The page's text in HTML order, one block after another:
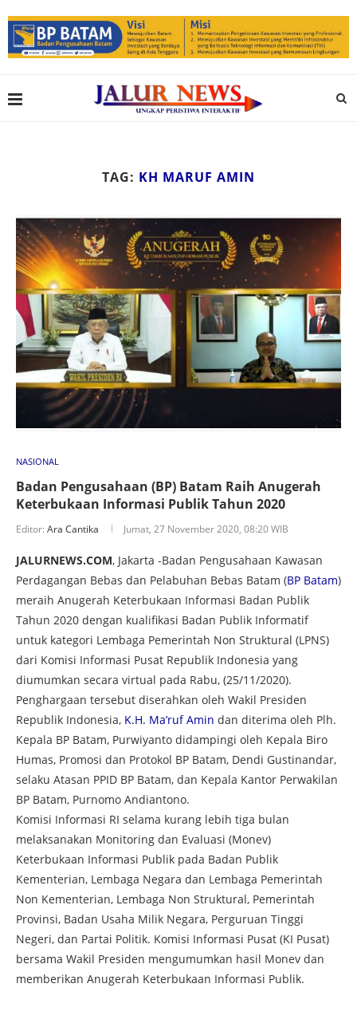
TAG: KH MARUF AMIN
NASIONAL
Badan Pengusahaan (BP) Batam Raih Anugerah
Keterbukaan Informasi Publik Tahun 2020
Editor: Ara Cantika Jumat, 27 November 2020, 08:20 WIB
JALURNEWS.COM, Jakarta -Badan Pengusahaan Kawasan
Perdagangan Bebas dan Pelabuhan Bebas Batam (BP Batam)
meraih Anugerah Keterbukaan Informasi Badan Publik
Tahun 2020 dengan kualifikasi Badan Publik Informatif
untuk kategori Lembaga Pemerintah Non Struktural (LPNS)
dari Komisi Informasi Pusat Republik Indonesia yang
diumumkan secara virtual pada Rabu, (25/11/2020).
Penghargaan tersebut diserahkan oleh Wakil Presiden
Republik Indonesia, K.H. Ma’ruf Amin dan diterima oleh Plh.
Kepala BP Batam, Purwiyanto didampingi oleh Kepala Biro
Humas, Promosi dan Protokol BP Batam, Dendi Gustinandar,
selaku Atasan PPID BP Batam, dan Kepala Kantor Perwakilan
BP Batam, Purnomo Andiantono.
Komisi Informasi RI selama kurang lebih tiga bulan
melaksanakan Monitoring dan Evaluasi (Monev)
Keterbukaan Informasi Publik pada Badan Publik
Kementerian, Lembaga Negara dan Lembaga Pemerintah
Non Kementerian, Lembaga Non Struktural, Pemerintah
Provinsi, Badan Usaha Milik Negara, Perguruan Tinggi
Negeri, dan Partai Politik. Komisi Informasi Pusat (KI Pusat)
bersama Wakil Presiden mengumumkan hasil Monev dan
memberikan Anugerah Keterbukaan Informasi Publik.